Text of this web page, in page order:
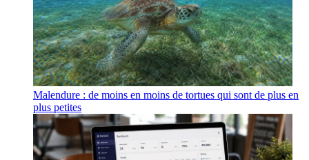
Malendure : de moins en moins de tortues qui sont de plus en
plus petites